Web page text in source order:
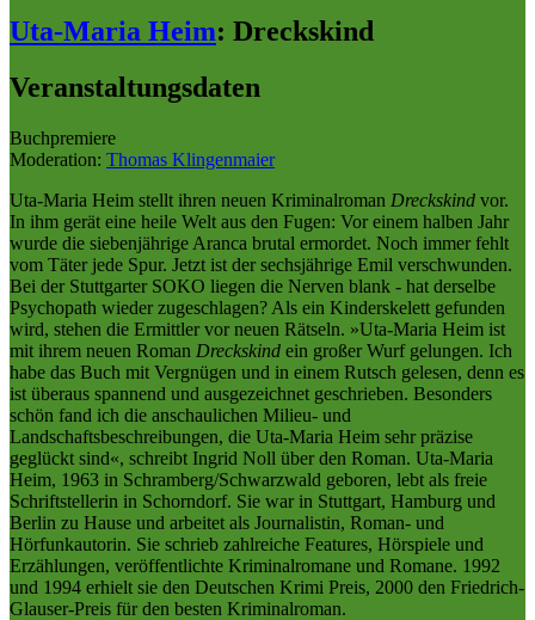
Uta-Maria Heim: Dreckskind
Veranstaltungsdaten
Buchpremiere
Moderation: Thomas Klingenmaier
Uta-Maria Heim stellt ihren neuen Kriminalroman Dreckskind vor.
In ihm gerät eine heile Welt aus den Fugen: Vor einem halben Jahr
wurde die siebenjährige Aranca brutal ermordet. Noch immer fehlt
vom Täter jede Spur. Jetzt ist der sechsjährige Emil verschwunden.
Bei der Stuttgarter SOKO liegen die Nerven blank - hat derselbe
Psychopath wieder zugeschlagen? Als ein Kinderskelett gefunden
wird, stehen die Ermittler vor neuen Rätseln. »Uta-Maria Heim ist
mit ihrem neuen Roman Dreckskind ein großer Wurf gelungen. Ich
habe das Buch mit Vergnügen und in einem Rutsch gelesen, denn es
ist überaus spannend und ausgezeichnet geschrieben. Besonders
schön fand ich die anschaulichen Milieu- und
Landschaftsbeschreibungen, die Uta-Maria Heim sehr präzise
geglückt sind«, schreibt Ingrid Noll über den Roman. Uta-Maria
Heim, 1963 in Schramberg/Schwarzwald geboren, lebt als freie
Schriftstellerin in Schorndorf. Sie war in Stuttgart, Hamburg und
Berlin zu Hause und arbeitet als Journalistin, Roman- und
Hörfunkautorin. Sie schrieb zahlreiche Features, Hörspiele und
Erzählungen, veröffentlichte Kriminalromane und Romane. 1992
und 1994 erhielt sie den Deutschen Krimi Preis, 2000 den Friedrich-
Glauser-Preis für den besten Kriminalroman.